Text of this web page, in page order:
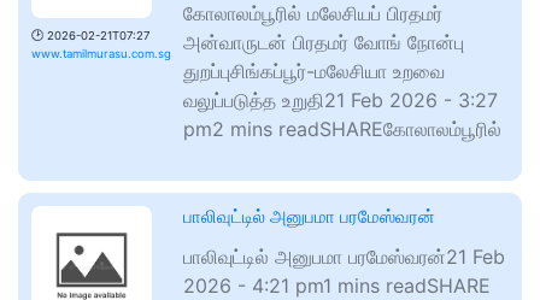
🕑 2026-02-21T07:27
www.tamilmurasu.com.sg
கோலாலம்பூரில் மலேசியப் பிரதமர்
அன்வாருடன் பிரதமர் வோங் நோன்பு
துறப்புசிங்கப்பூர்-மலேசியா உறவை
வலுப்படுத்த உறுதி21 Feb 2026 - 3:27
pm2 mins readSHAREகோலாலம்பூரில்
பாலிவுட்​டில் அனுபமா பரமேஸ்வரன்
பாலிவுட்​டில் அனுபமா பரமேஸ்வரன்21 Feb
2026 - 4:21 pm1 mins readSHARE